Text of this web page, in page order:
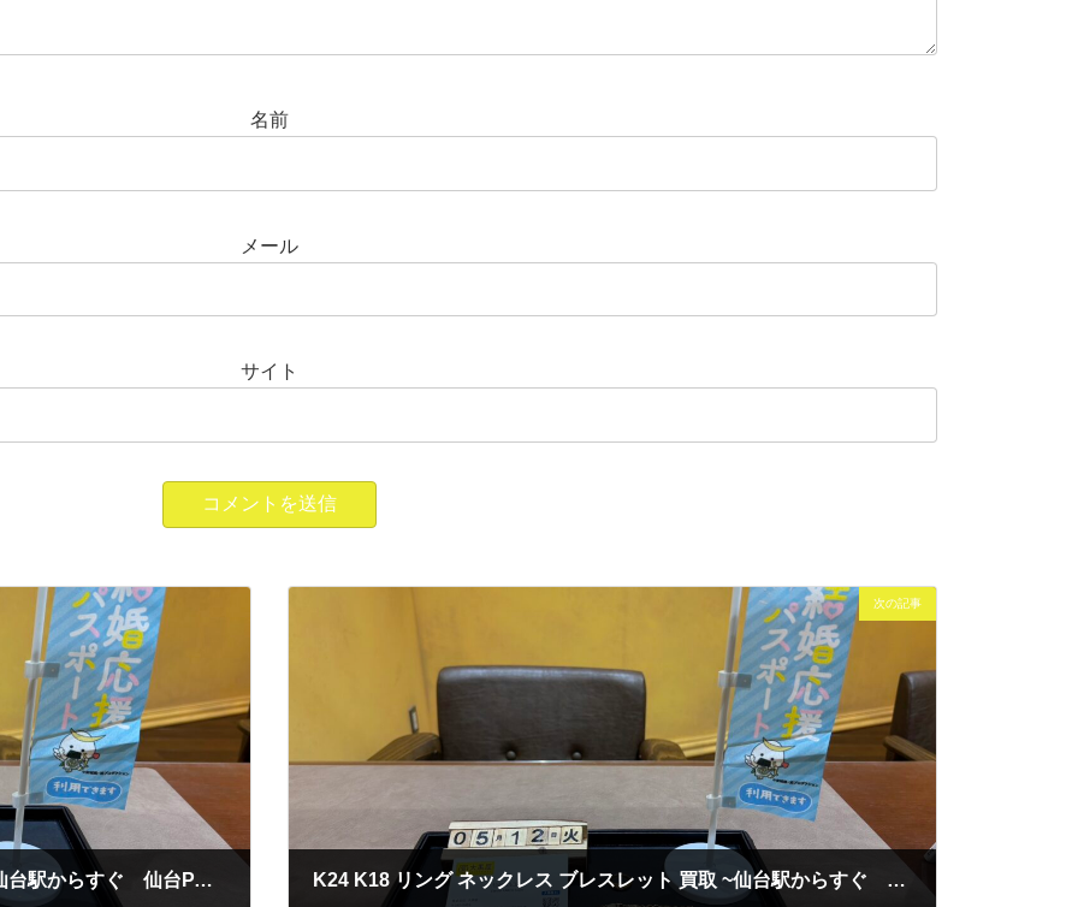
名前
メール
サイト
K14 K10 リング ネックレス ピアス 買取 ~仙台駅からすぐ 仙台PARCO7F～
次の記事
K24 K18 リング ネックレス ブレスレット 買取 ~仙台駅からすぐ 仙台PARCO7F～